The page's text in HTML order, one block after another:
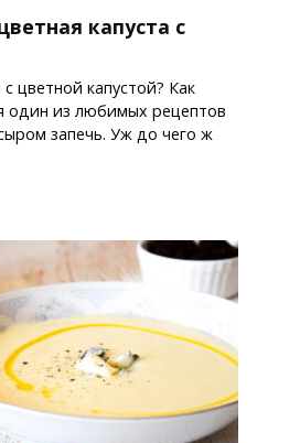
капуста с
цветной капустой? Как
один из любимых рецептов
запечь. Уж до чего ж